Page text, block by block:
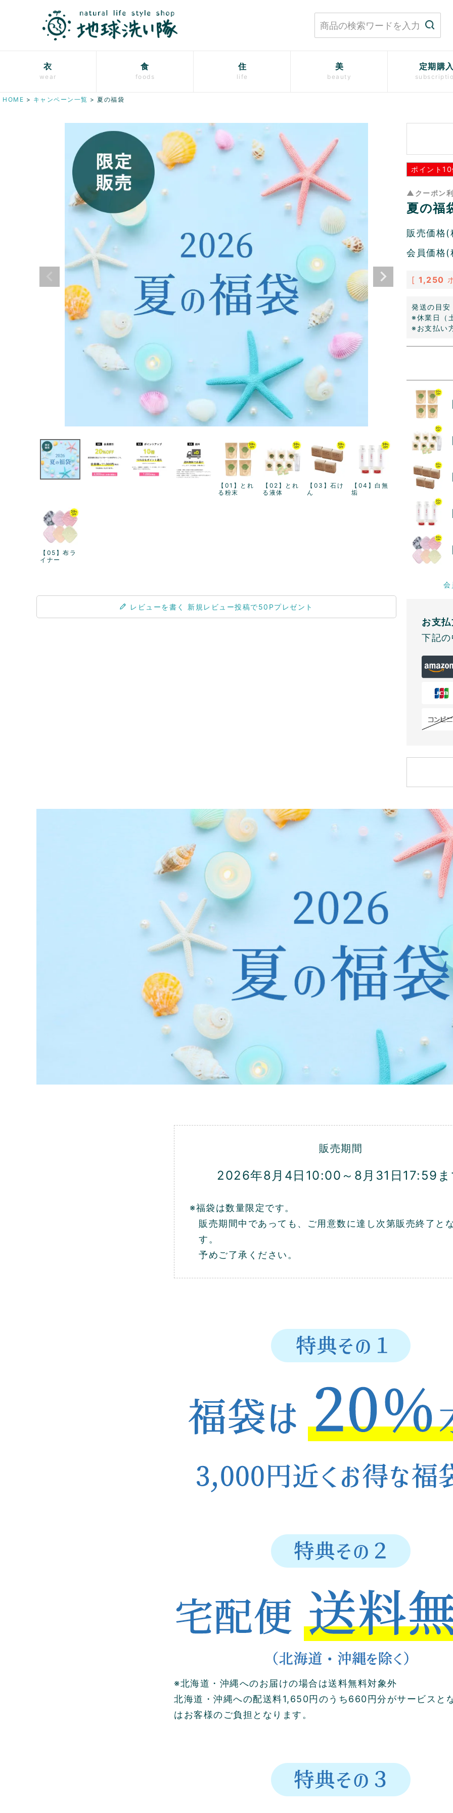
衣
wear
食
foods
住
life
美
beauty
定期購入
HOME キャンペーン一覧 夏の福袋
【01】とれ
る粉末
【02】とれ
る液体
【03】石け
ん
【04】白無
垢
【05】布ラ
イナー
レビューを書く
ポイント10
▲クーポン
夏の福
販売価格(
会員価格(
[ 1,250
発送の目安
※休業日（
※お支払い
会
お支
下記の
販売期間
2026年8月4日10:00～ 8月31日17:59
※福袋は数量限定です。
販売期間中であっても、ご用意数に達し次第販売終了と
す。
予めご了承ください。
※北海道・沖縄へのお届けの場合は送料無料対象外
北海道・沖縄への配送料1,650円のうち660円分がサービスと
はお客様のご負担となります。